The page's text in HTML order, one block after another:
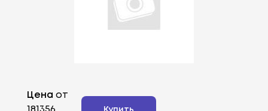
Цена от